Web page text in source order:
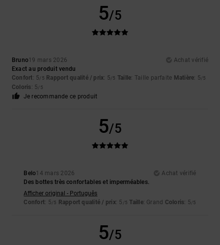
5/5
Bruno19 mars 2026
Achat vérifié
Exact au produit vendu
Confort: 5/5 Rapport qualité / prix: 5/5 Taille: Taille parfaite Matière: 5/5
Coloris: 5/5
Je recommande ce produit
5/5
Belo14 mars 2026
Achat vérifié
Des bottes très confortables et imperméables.
Afficher original - Português
Confort: 5/5 Rapport qualité / prix: 5 /5 Taille: Grand Coloris: 5/5
5/5